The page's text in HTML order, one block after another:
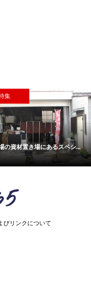
集
の資材置き場にあるスペシ...
びリンクについて